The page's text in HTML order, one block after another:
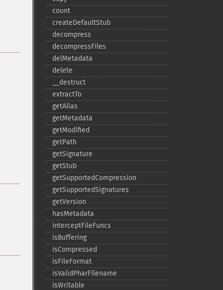
count
createDefaultStub
decompress
decompressFiles
delMetadata
delete
_​_​destruct
extractTo
getAlias
getMetadata
getModified
getPath
getSignature
getStub
getSupportedCompression
getSupportedSignatures
getVersion
hasMetadata
interceptFileFuncs
isBuffering
isCompressed
isFileFormat
isValidPharFilename
isWritable